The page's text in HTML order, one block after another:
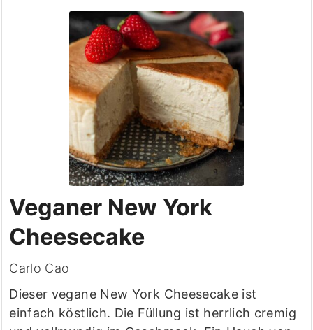
Veganer New York
Cheesecake
Carlo Cao
Dieser vegane New York Cheesecake ist
einfach köstlich. Die Füllung ist herrlich cremig